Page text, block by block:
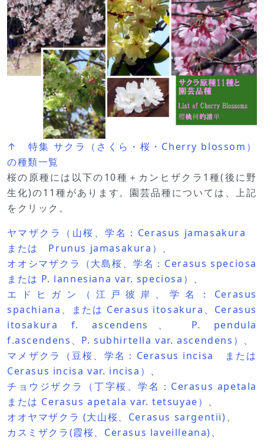
↑ 特集 サクラ（さくら・桜・Cherry blossom）
の種類一覧
桜の原種には以下の10種＋カンヒザクラ1種(後に野
生化)の11種があります。園芸品種については、上記
をクリック。
ヤマザクラ（山桜、学名：Cerasus jamasakura
または Prunus jamasakura） 、
オオシマザクラ（大島桜、学名：Cerasus speciosa
または P. lannesiana var. speciosa） 、
エドヒガン（江戸彼岸、学名：Cerasus
spachiana、または Cerasus itosakura、Cerasus
itosakura f. ascendens、 P. pendula
f.ascendens、P. subhirtella var. ascendens） 、
マメザクラ（豆桜、学名：Cerasus incisa または
Cerasus incisa var. incisa） 、
チョウジザクラ（丁字桜、学名：Cerasus apetala
または Cerasus apetala var. tetsuyae） 、
オオヤマザクラ (大山桜、Cerasus sargentii)、
カスミザクラ(霞桜、Cerasus laveilleana)、